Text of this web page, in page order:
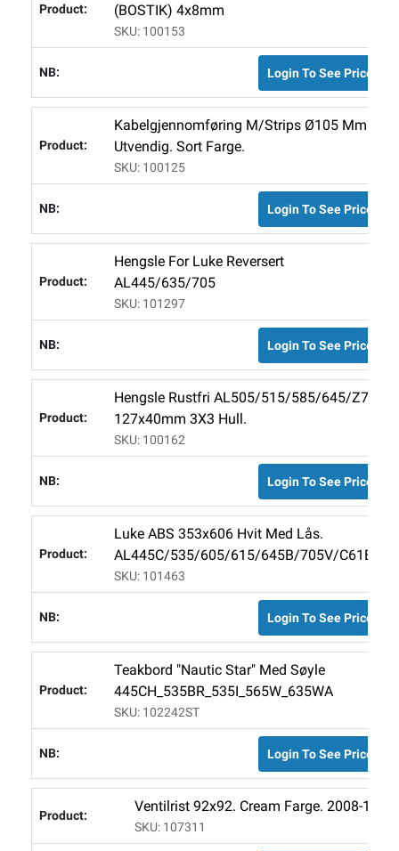
(BOSTIK) 4x8mm
SKU: 100153
Login To See Price
Kabelgjennomføring M/strips Ø105 Mm
Utvendig. Sort Farge.
SKU: 100125
Login To See Price
Hengsle For Luke Reversert
AL445/635/705
SKU: 101297
Login To See Price
Hengsle Rustfri AL505/515/585/645/Z7.
127x40mm 3X3 Hull.
SKU: 100162
Login To See Price
Luke ABS 353x606 Hvit Med Lås.
AL445C/535/605/615/645B/705V/C61BR
SKU: 101463
Login To See Price
Teakbord "Nautic Star" Med Søyle
445CH_535BR_535I_565W_635WA
SKU: 102242ST
Login To See Price
Ventilrist 92x92. Cream Farge. 2008-16.
SKU: 107311